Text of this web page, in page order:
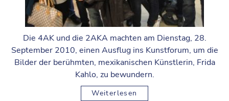
Die 4AK und die 2AKA machten am Dienstag, 28.
September 2010, einen Ausflug ins Kunstforum, um die
Bilder der berühmten, mexikanischen Künstlerin, Frida
Kahlo, zu bewundern.
Weiterlesen